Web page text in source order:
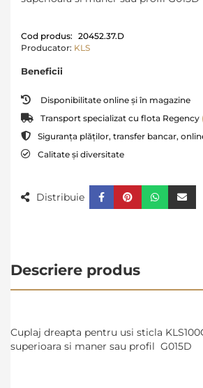
Cod produs: 20452.37.D
Producator: KLS
Beneficii
Disponibilitate online și în magazine
Transport specializat cu flota Regency
Siguranța plăților, transfer bancar,
Calitate și diversitate
Distribuie
Descriere produs
Cuplaj dreapta pentru usi sticla
superioara si maner sau profil G015D